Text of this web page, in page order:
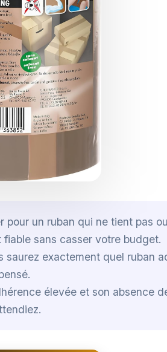
pour un ruban qui ne tient pas
sans casser votre budget.
saurez exactement quel ruban
élevée et son absence